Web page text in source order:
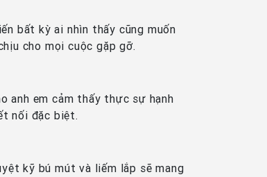
bất kỳ ai nhìn thấy cũng muốn
cho mọi cuộc gặp gỡ.
anh em cảm thấy thực sự hạnh
nối đặc biệt.
kỹ bú mút và liếm lắp sẽ mang